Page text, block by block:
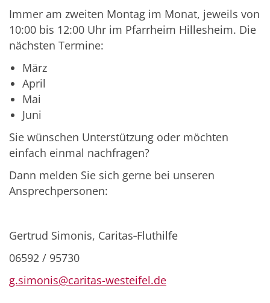
Immer am zweiten Montag im Monat, jeweils von
10:00 bis 12:00 Uhr im Pfarrheim Hillesheim. Die
nächsten Termine:
März
April
Mai
Juni
Sie wünschen Unterstützung oder möchten
einfach einmal nachfragen?
Dann melden Sie sich gerne bei unseren
Ansprechpersonen:
Gertrud Simonis, Caritas‑Fluthilfe
06592 / 95730
g.simonis@caritas-westeifel.de